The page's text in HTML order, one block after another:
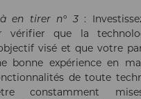
à en tirer n° 3 :
vérifier que la
visé et que votre
bonne expérience en
de toute
constamment